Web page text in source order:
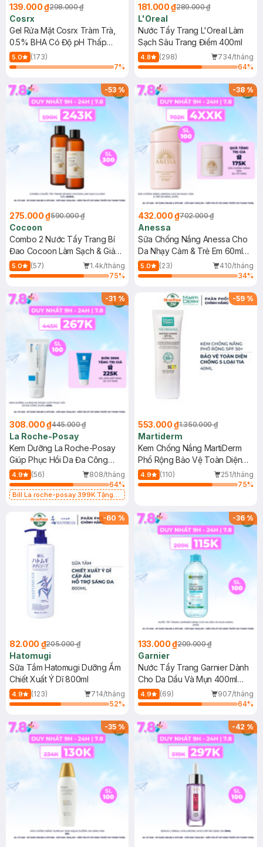
139.000 ₫298.000 ₫
Cosrx
Gel Rửa Mặt Cosrx Tràm Trà,
0.5% BHA Có Độ pH Thấp
150ml
5.0
(173)
7%
181.000 ₫289.000 ₫
L'Oreal
Nước Tẩy Trang L'Oreal Làm
Sạch Sâu Trang Điểm 400ml
4.8 (298)
734/tháng
64%
-53%
275.000 ₫590.000 ₫
Cocoon
Combo 2 Nước Tẩy Trang Bí
Đao Cocoon Làm Sạch & Giảm
Dầu 500ml
5.0 (57)
1.4k/tháng
75%
-38%
432.000 ₫702.000 ₫
Anessa
Sữa Chống Nắng Anessa Cho
Da Nhạy Cảm & Trẻ Em 60ml
(Mới)
5.0 (23)
410/tháng
34%
-31%
308.000 ₫445.000 ₫
La Roche-Posay
Kem Dưỡng La Roche-Posay
Giúp Phục Hồi Da Đa Công
Dụng 40ml
4.9 (56)
808/tháng
64%
Bill La roche-posay 399K Tặng
(SL có hạn)
-59 %
553.000 ₫1.350.000 ₫
Martiderm
Kem Chống Nắng MartiDerm
Phổ Rộng Bảo Vệ Toàn Diện
40ml
4.9 (110)
251/tháng
75%
-60 %
82.000 ₫205.000 ₫
Hatomugi
Sữa Tắm Hatomugi Dưỡng Ẩm
Chiết Xuất Ý Dĩ 800ml
4.9 (123)
714/tháng
52%
-36%
133.000 ₫209.000 ₫
Garnier
Nước Tẩy Trang Garnier Dành
Cho Da Dầu Và Mụn 400ml
(Mới)
4.9 (69)
907/tháng
64%
-35% -42%